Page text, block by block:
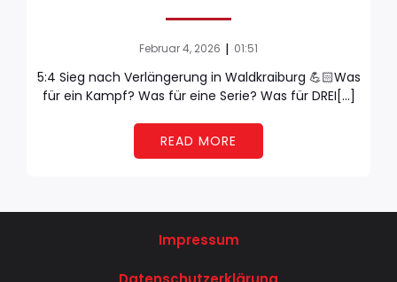
Februar 4, 2026 | 01:51
5:4 Sieg nach Verlängerung in Waldkraiburg 💪🏻Was
für ein Kampf? Was für eine Serie? Was für DREI[…]
READ MORE
Impressum